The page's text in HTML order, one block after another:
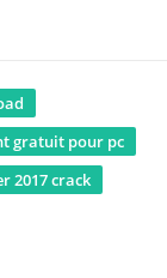
gratuit pour pc
2017 crack